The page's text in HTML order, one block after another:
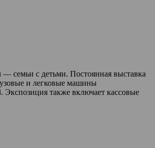
семьи с детьми. Постоянная выставка
и легковые машины
Экспозиция также включает кассовые